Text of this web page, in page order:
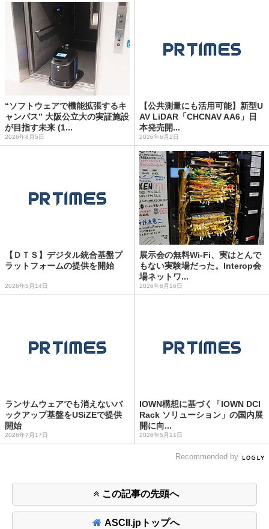
“ソフトウェアで機能拡張するキ
ャンパス” 大阪公立大の実証施設
が目指す未来 (1...
2026年8月5日
【公共測量にも活用可能】新型U
AV LiDAR「CHCNAV AA6」日
本発売開...
2026年6月2日
【ＤＴＳ】デジタル統合基盤プ
ラットフォームの提供を開始
2026年5月14日
展示会の無料Wi-Fi、実はとんで
もない実験場だった。Interop会
場ネットワ...
2026年6月16日
ランサムウェアでも消えないバ
ックアップ基盤をUSiZEで提供
開始
2026年7月17日
IOWN構想に基づく「IOWN DCI
Rack ソリューション」の国内展
開に向...
2026年5月11日
Recommended by
この記事の先頭へ
ASCII.jpトップへ